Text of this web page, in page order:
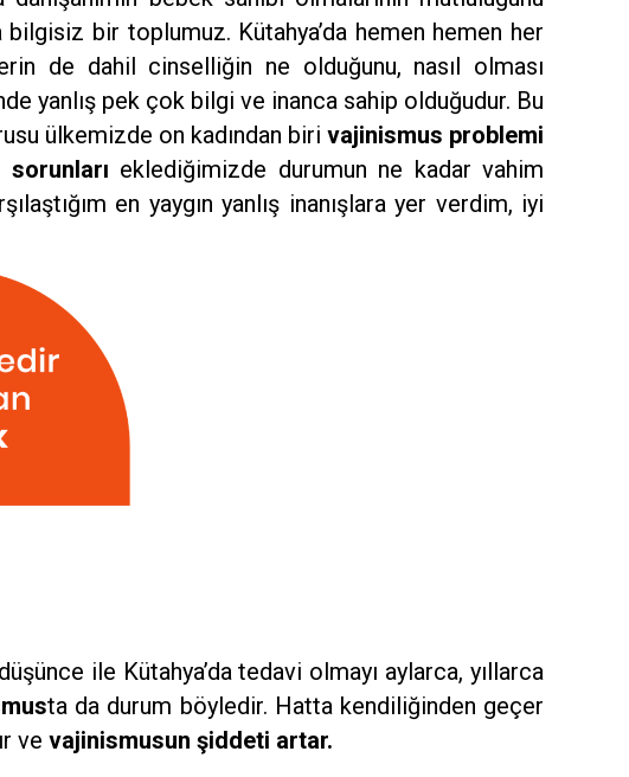
bir toplumuz. Kütahya’da hemen hemen her
de dahil cinselliğin ne olduğunu, nasıl olması
yanlış pek çok bilgi ve inanca sahip olduğudur. Bu
ülkemizde on kadından biri vajinismus problemi
sorunları eklediğimizde durumun ne kadar vahim
en yaygın yanlış inanışlara yer verdim, iyi
ile Kütahya’da tedavi olmayı aylarca, yıllarca
ta da durum böyledir. Hatta kendiliğinden geçer
ve vajinismusun şiddeti artar.